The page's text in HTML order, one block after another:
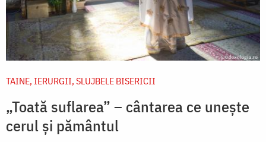
TAINE, IERURGII, SLUJBELE BISERICII
„Toată suflarea” – cântarea ce unește
cerul și pământul